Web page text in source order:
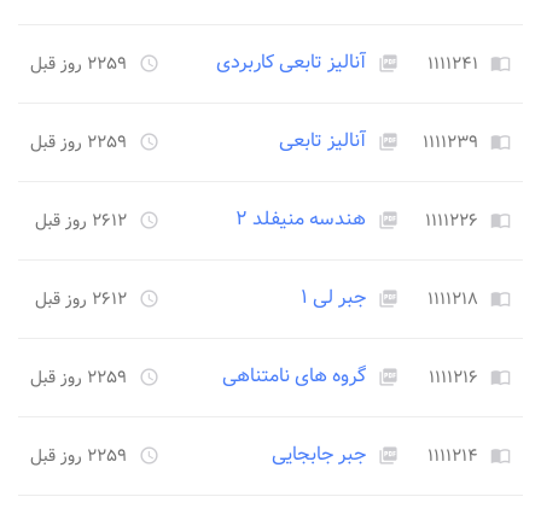
import_contacts ۱۱۱۱۲۴۱ picture_as_pdf آنالیز تابعی کاربردی access_time ۲۲۵۹ روز قبل
import_contacts ۱۱۱۱۲۳۹ picture_as_pdf آنالیز تابعی access_time ۲۲۵۹ روز قبل
import_contacts ۱۱۱۱۲۲۶ picture_as_pdf هندسه منیفلد ۲ access_time ۲۶۱۲ روز قبل
import_contacts ۱۱۱۱۲۱۸ picture_as_pdf جبر لی ۱ access_time ۲۶۱۲ روز قبل
import_contacts ۱۱۱۱۲۱۶ picture_as_pdf گروه های نامتناهی access_time ۲۲۵۹ روز قبل
import_contacts ۱۱۱۱۲۱۴ picture_as_pdf جبر جابجایی access_time ۲۲۵۹ روز قبل